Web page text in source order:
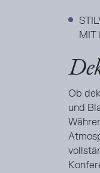
MIT
Ob
und